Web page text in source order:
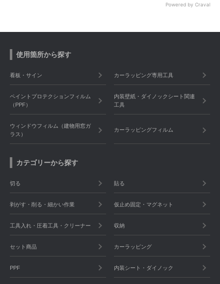
Powered by Craval
使用箇所から探す
看板・サイン カーラッピング専用工具
ペイントプロテクションフィルム
（PPF）
内装壁紙・ダイノックシート関連
工具
ウィンドウフィルム（建物用窓ガ
ラス）
カーラッピングフィルム
カテゴリーから探す
切る 貼る
剥がす・削る・細かい作業 仮止め固定・マグネット
工具入れ・圧着工具・クリーナー 収納
セット商品 カーラッピング
PPF 内装シート・ダイノック